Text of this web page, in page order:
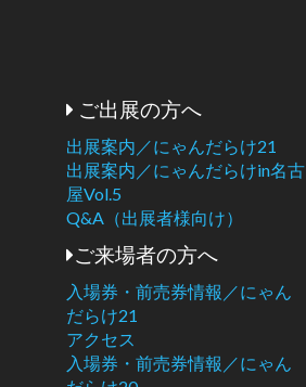
ご出展の方へ
出展案内／にゃんだらけ21
出展案内／にゃんだらけin名古
屋Vol.5
Q&A（出展者様向け）
ご来場者の方へ
入場券・前売券情報／にゃん
だらけ21
アクセス
入場券・前売券情報／にゃん